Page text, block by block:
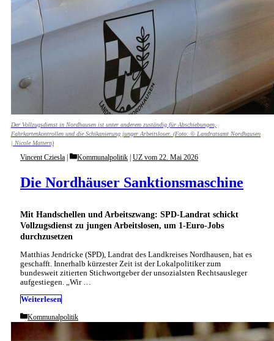
Der Vollzugsdienst in Nordhausen ist unter anderem zuständig für Abschiebungen,
Fahrkartenkontrollen und die Schikanierung junger Arbeitsloser. (Foto: © Landratsamt Nordhausen
| Nicole Mattern)
Mit Handschellen und Arbeitszwang: SPD-Landrat schickt
Vollzugsdienst zu jungen Arbeitslosen, um 1-Euro-Jobs
durchzusetzen
Die Nordhäuser Sanktionsmaschine
Vincent Cziesla Categories
Kommunalpolitik UZ vom 22. Mai 2026
Matthias Jendricke (SPD), Landrat des Landkreises Nordhausen, hat es
geschafft. Innerhalb kürzester Zeit ist der Lokalpolitiker zum
bundesweit zitierten Stichwortgeber der unsozialsten Rechtsausleger
aufgestiegen. „Wir …
Weiterlesen
Categories
Kommunalpolitik